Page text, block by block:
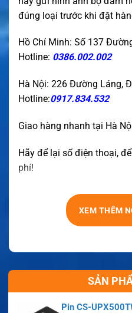
đúng loại trước khi đặt
Hồ Chí Minh: Số 137
Hotline: 0386.002.002
Hà Nội: 226 Đường Láng,
Hotline:0917.834.532
Giao hàng nhanh tại Hà
Hãy để lại số điện thoại,
phí!
XEM THÊM
SẢN
Pin CS-